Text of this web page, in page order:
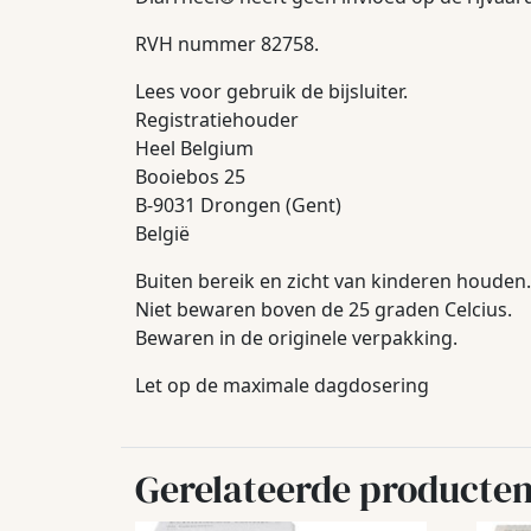
RVH nummer 82758.
Lees voor gebruik de bijsluiter.
Registratiehouder
Heel Belgium
Booiebos 25
B-9031 Drongen (Gent)
België
Buiten bereik en zicht van kinderen houden.
Niet bewaren boven de 25 graden Celcius.
Bewaren in de originele verpakking.
Let op de maximale dagdosering
Gerelateerde